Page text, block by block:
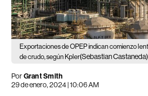
Exportaciones de OPEP indican comienzo
de crudo, según Kpler(Sebastian Castaneda)
PorGrant Smith
29 de enero, 2024 | 10:06 AM